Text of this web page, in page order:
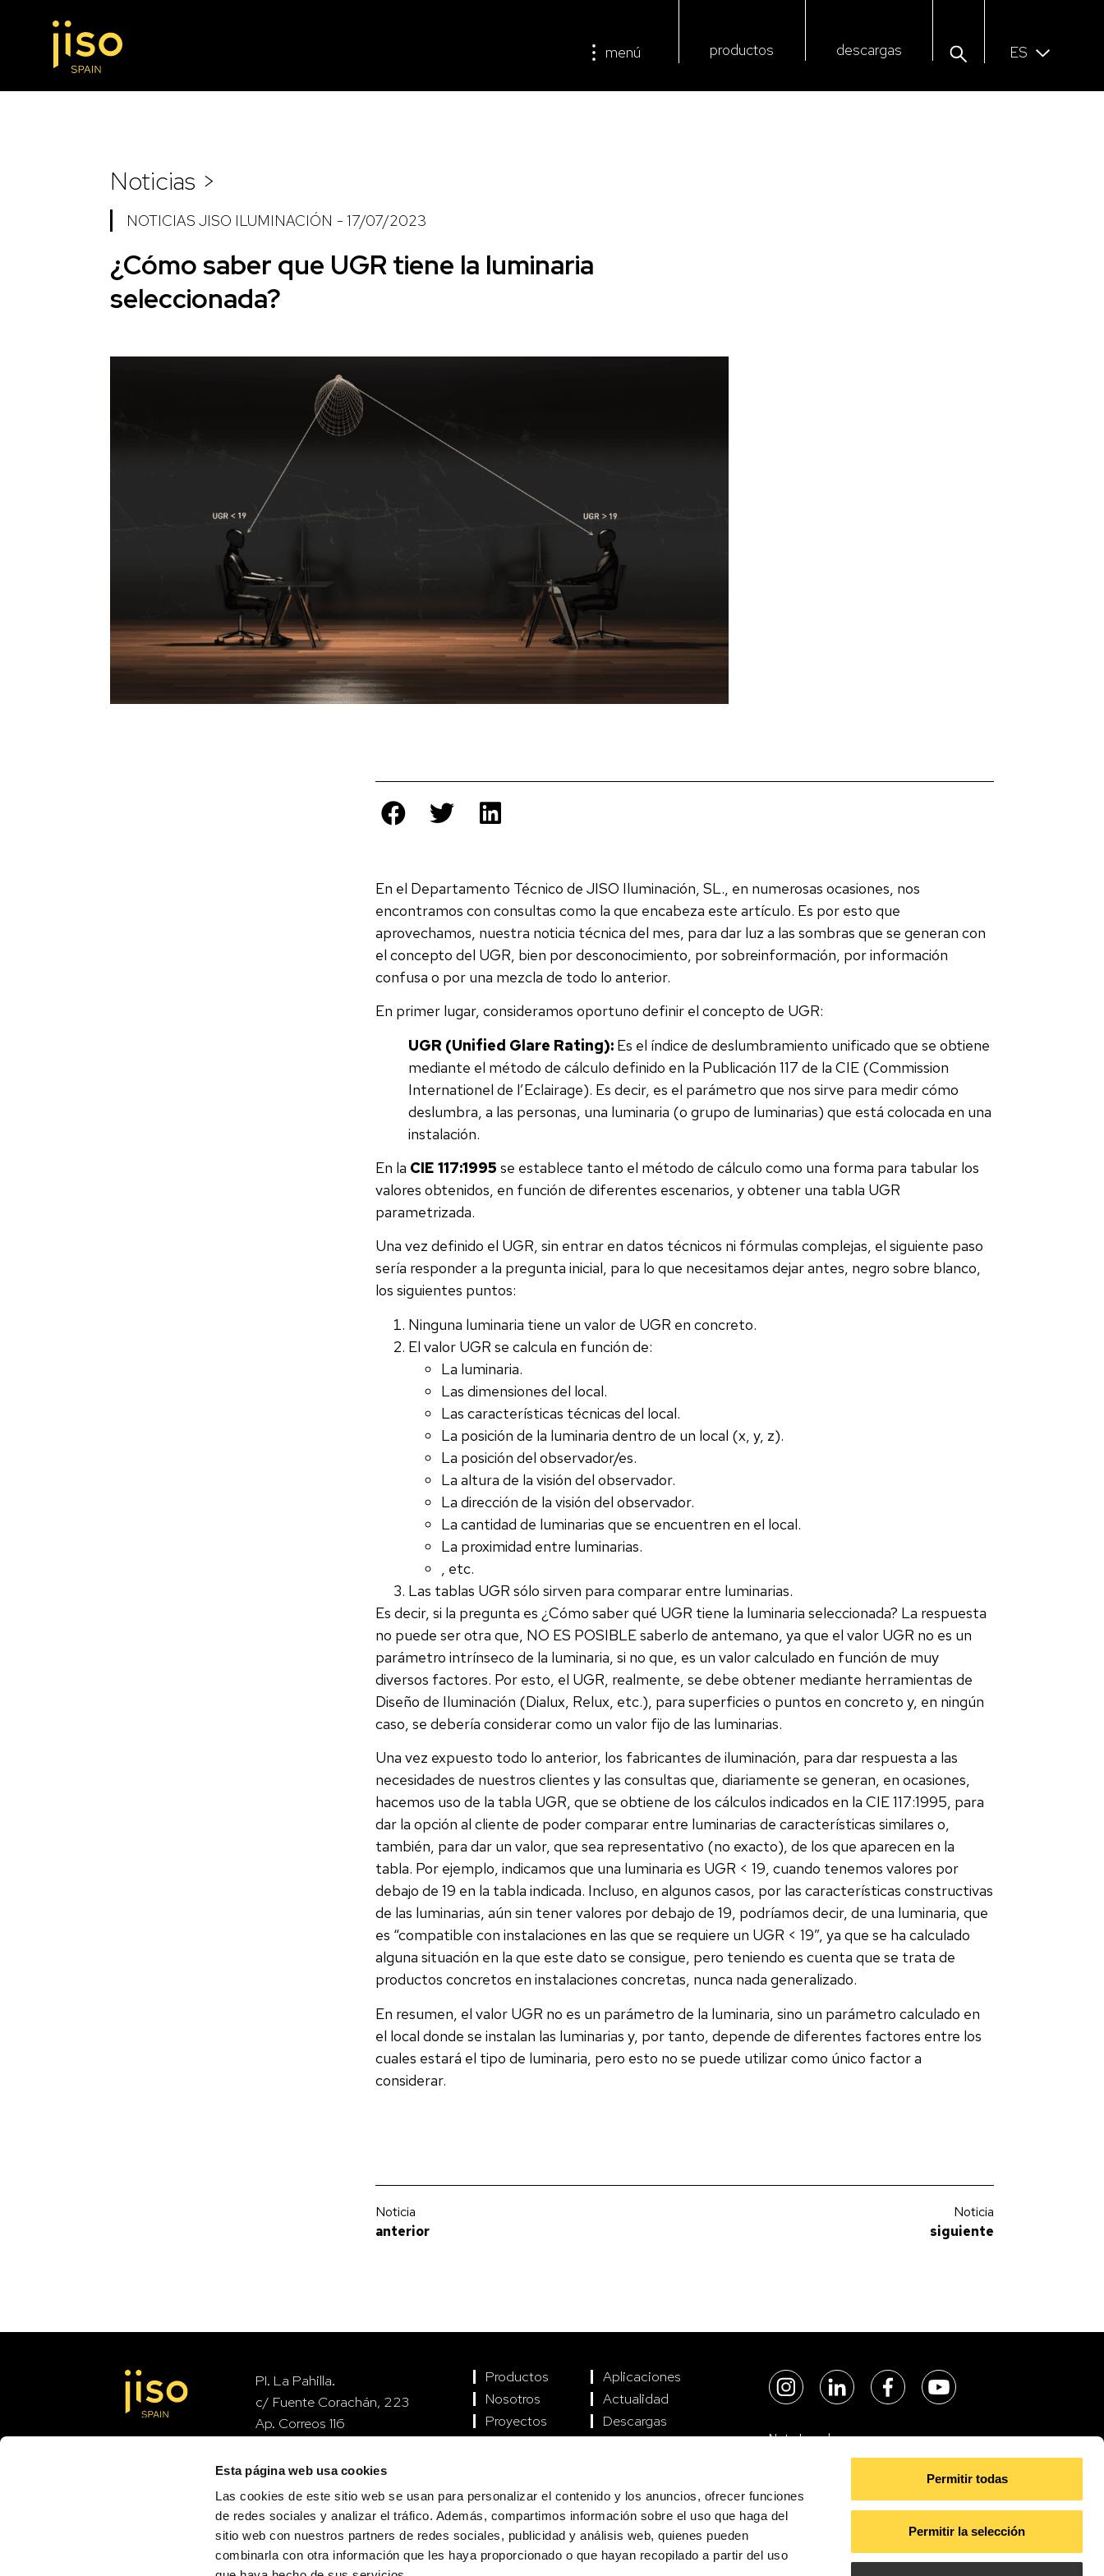
Esta página web usa cookies
Las cookies de este sitio web se usan para personalizar el contenido y los anuncios, ofrecer funciones
de redes sociales y analizar el tráfico. Además, compartimos información sobre el uso que haga del
sitio web con nuestros partners de redes sociales, publicidad y análisis web, quienes pueden
combinarla con otra información que les haya proporcionado o que hayan recopilado a partir del uso
Permitir todas
Permitir la selección
menú productos descargas ES
Noticias >
NOTICIAS JISO ILUMINACIÓN - 17/07/2023
¿Cómo saber que UGR tiene la luminaria
seleccionada?
En el Departamento Técnico de JISO Iluminación, SL., en numerosas ocasiones, nos
encontramos con consultas como la que encabeza este artículo. Es por esto que
aprovechamos, nuestra noticia técnica del mes, para dar luz a las sombras que se generan con
el concepto del UGR, bien por desconocimiento, por sobreinformación, por información
confusa o por una mezcla de todo lo anterior.
En primer lugar, consideramos oportuno definir el concepto de UGR:
UGR (Unified Glare Rating):Es el índice de deslumbramiento unificado que se obtiene
mediante el método de cálculo definido en la Publicación 117 de la CIE (Commission
Internationel de l’Eclairage). Es decir, es el parámetro que nos sirve para medir cómo
deslumbra, a las personas, una luminaria (o grupo de luminarias) que está colocada en una
instalación.
En la CIE 117:1995 se establece tanto el método de cálculo como una forma para tabular los
valores obtenidos, en función de diferentes escenarios, y obtener una tabla UGR
parametrizada.
Una vez definido el UGR, sin entrar en datos técnicos ni fórmulas complejas, el siguiente paso
sería responder a la pregunta inicial, para lo que necesitamos dejar antes, negro sobre blanco,
los siguientes puntos:
Ninguna luminaria tiene un valor de UGR en concreto.
El valor UGR se calcula en función de:
La luminaria.
Las dimensiones del local.
Las características técnicas del local.
La posición de la luminaria dentro de un local (x, y, z).
La posición del observador/es.
La altura de la visión del observador.
La dirección de la visión del observador.
La cantidad de luminarias que se encuentren en el local.
La proximidad entre luminarias.
, etc.
Las tablas UGR sólo sirven para comparar entre luminarias.
Es decir, si la pregunta es ¿Cómo saber qué UGR tiene la luminaria seleccionada? La respuesta
no puede ser otra que, NO ES POSIBLE saberlo de antemano, ya que el valor UGR no es un
parámetro intrínseco de la luminaria, si no que, es un valor calculado en función de muy
diversos factores. Por esto, el UGR, realmente, se debe obtener mediante herramientas de
Diseño de Iluminación (Dialux, Relux, etc.), para superficies o puntos en concreto y, en ningún
caso, se debería considerar como un valor fijo de las luminarias.
Una vez expuesto todo lo anterior, los fabricantes de iluminación, para dar respuesta a las
necesidades de nuestros clientes y las consultas que, diariamente se generan, en ocasiones,
hacemos uso de la tabla UGR, que se obtiene de los cálculos indicados en la CIE 117:1995, para
dar la opción al cliente de poder comparar entre luminarias de características similares o,
también, para dar un valor, que sea representativo (no exacto), de los que aparecen en la
tabla. Por ejemplo, indicamos que una luminaria es UGR < 19, cuando tenemos valores por
debajo de 19 en la tabla indicada. Incluso, en algunos casos, por las características constructivas
de las luminarias, aún sin tener valores por debajo de 19, podríamos decir, de una luminaria, que
es “compatible con instalaciones en las que se requiere un UGR < 19”, ya que se ha calculado
alguna situación en la que este dato se consigue, pero teniendo es cuenta que se trata de
productos concretos en instalaciones concretas, nunca nada generalizado.
En resumen, el valor UGR no es un parámetro de la luminaria, sino un parámetro calculado en
el local donde se instalan las luminarias y, por tanto, depende de diferentes factores entre los
cuales estará el tipo de luminaria, pero esto no se puede utilizar como único factor a
considerar.
Noticia
anterior
Noticia
siguiente
PI. La Pahilla.
c/ Fuente Corachán, 223
Ap. Correos 116
contact
Productos
Aplicaciones
Nosotros
Actualidad
Proyectos
Descargas
Nota Legal
Política de Cookies
Política de privacidad